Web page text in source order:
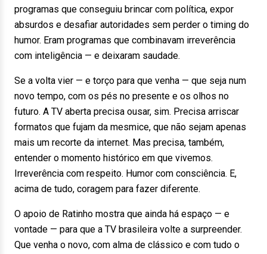
programas que conseguiu brincar com política, expor
absurdos e desafiar autoridades sem perder o timing do
humor. Eram programas que combinavam irreverência
com inteligência — e deixaram saudade.
Se a volta vier — e torço para que venha — que seja num
novo tempo, com os pés no presente e os olhos no
futuro. A TV aberta precisa ousar, sim. Precisa arriscar
formatos que fujam da mesmice, que não sejam apenas
mais um recorte da internet. Mas precisa, também,
entender o momento histórico em que vivemos.
Irreverência com respeito. Humor com consciência. E,
acima de tudo, coragem para fazer diferente.
O apoio de Ratinho mostra que ainda há espaço — e
vontade — para que a TV brasileira volte a surpreender.
Que venha o novo, com alma de clássico e com tudo o